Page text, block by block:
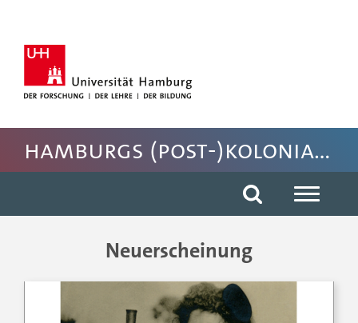
Fussbereich der Seite anspringen
Hamburgs (post-)koloniales Erbe
Neuerscheinung